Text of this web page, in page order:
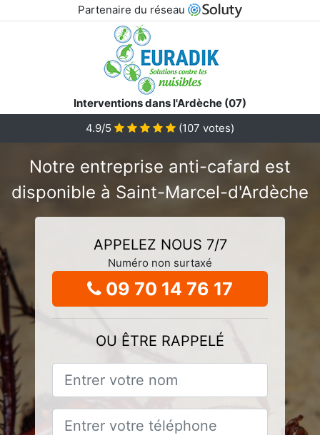
Partenaire du réseau
Interventions dans l'Ardèche (07)
4.9/5
(107 votes)
Notre entreprise anti-cafard est
disponible à Saint-Marcel-d'Ardèche
APPELEZ NOUS 7/7
Numéro non surtaxé
09 70 14 76 17
OU ÊTRE RAPPELÉ